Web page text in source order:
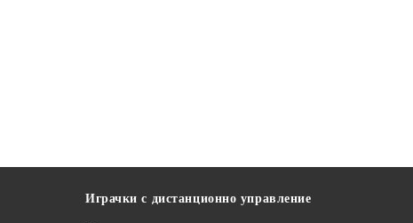
Играчки с дистанционно управление